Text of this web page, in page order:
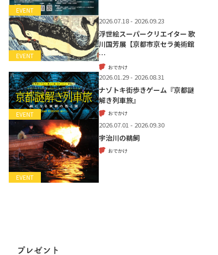
EVENT
EVENT
2026.07.18 - 2026.09.23
浮世絵スーパークリエイター 歌
川国芳展【京都市京セラ美術館
…
おでかけ
EVENT
2026.01.29 - 2026.08.31
ナゾトキ街歩きゲーム『京都謎
解き列車旅』
おでかけ
EVENT
2026.07.01 - 2026.09.30
宇治川の鵜飼
おでかけ
プレゼント